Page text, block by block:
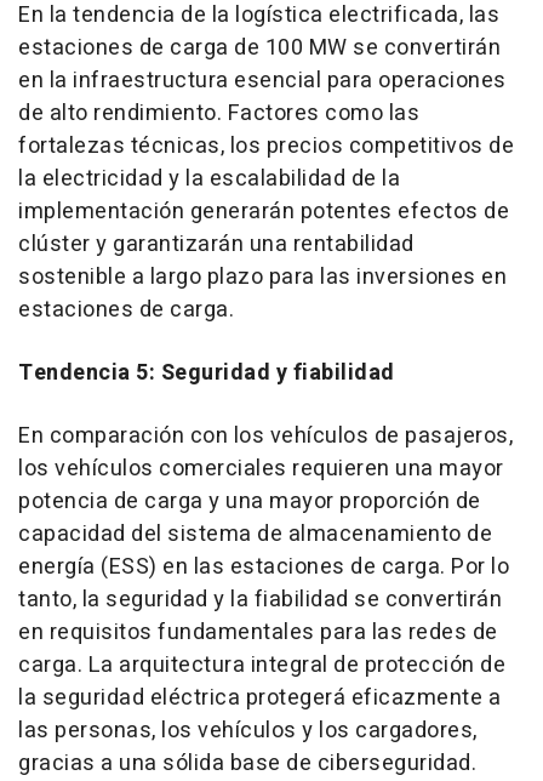
En la tendencia de la logística electrificada, las
estaciones de carga de 100 MW se convertirán
en la infraestructura esencial para operaciones
de alto rendimiento. Factores como las
fortalezas técnicas, los precios competitivos de
la electricidad y la escalabilidad de la
implementación generarán potentes efectos de
clúster y garantizarán una rentabilidad
sostenible a largo plazo para las inversiones en
estaciones de carga.
Tendencia 5: Seguridad y fiabilidad
En comparación con los vehículos de pasajeros,
los vehículos comerciales requieren una mayor
potencia de carga y una mayor proporción de
capacidad del sistema de almacenamiento de
energía (ESS) en las estaciones de carga. Por lo
tanto, la seguridad y la fiabilidad se convertirán
en requisitos fundamentales para las redes de
carga. La arquitectura integral de protección de
la seguridad eléctrica protegerá eficazmente a
las personas, los vehículos y los cargadores,
gracias a una sólida base de ciberseguridad.